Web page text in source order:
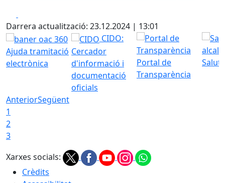
Darrera actualització: 23.12.2024 | 13:01
Ajuda tramitació
electrònica
CIDO:
Cercador
d'informació i
documentació
oficials
Portal de
Transparència
AnteriorSegüent
1
2
3
Xarxes socials:
Crèdits